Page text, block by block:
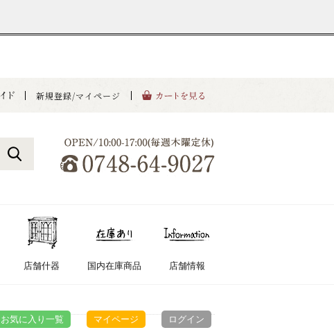
お気に入り一覧 マイページ ログイン